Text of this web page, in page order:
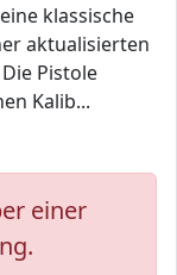
klassische
aktualisierten
Pistole
Kalib...
einer